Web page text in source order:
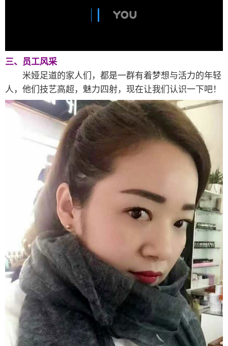
三、员工风采
米娅足道的家人们，都是一群有着梦想与活力的年轻
人，他们技艺高超，魅力四射，现在让我们认识一下吧！